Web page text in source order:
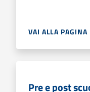
VAI ALLA PAGINA
Pre e post